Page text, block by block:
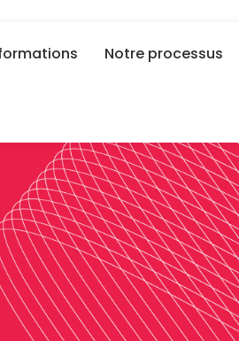
Notre processus